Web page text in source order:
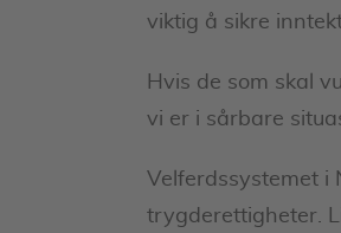
viktig å sikre
Hvis de som skal
vi er i sårbare
Velferdssystemet i
trygderettigheter.